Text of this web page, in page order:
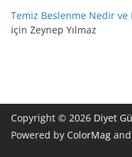
Temiz Beslenme Nedir ve
için Zeynep Yılmaz
Copyright © 2026 Diyet
Powered by ColorMag and